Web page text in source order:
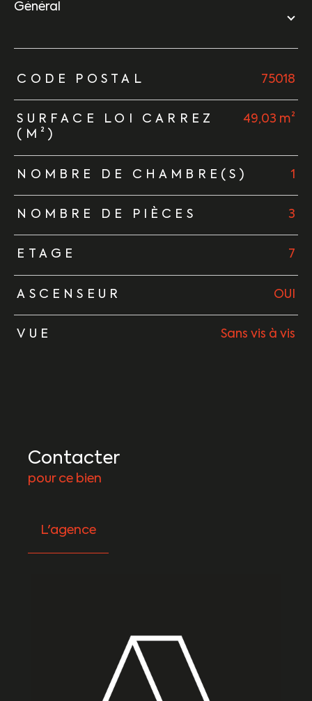
général
TRAD_ZEPHYR_Caracteristique TRAD_ZEPHYR_Valeurs
CODE POSTAL 75018
SURFACE LOI CARREZ
(M²)
49,03 m²
NOMBRE DE CHAMBRE(S) 1
NOMBRE DE PIÈCES 3
ETAGE 7
ASCENSEUR OUI
VUE Sans vis à vis
Contacter
pour ce bien
L'agence